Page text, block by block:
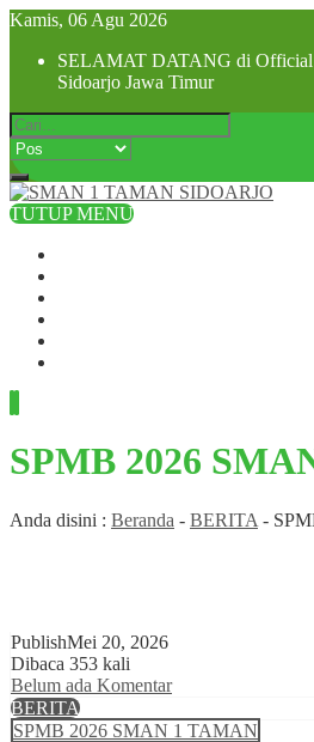
Kamis, 06 Agu 2026
SELAMAT DATANG di Official
Sidoarjo Jawa Timur
TUTUP MENU
SPMB 2026
Anda disini : Beranda - BERITA -
PublishMei 20, 2026
Dibaca 353 kali
Belum ada Komentar
BERITA
SPMB 2026 SMAN 1 TAMAN